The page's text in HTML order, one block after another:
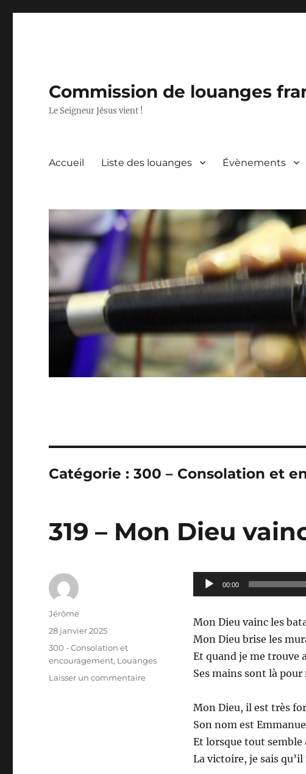
Commission de louanges
Le Seigneur Jésus vient !
Accueil Liste des louanges Évènements
Catégorie :300 – Consolation et
319 – Mon Dieu
Lecteur
audio
00:00
Mon Dieu vainc les
Mon Dieu brise les
Et quand je me trouve
Ses mains sont là
Mon Dieu, il est très
Son nom est
Et lorsque tout semble
La victoire, je sais
Auteur
Jérôme
Publié
28 janvier 2025
Catégories
300 - Consolation et
encouragement, Louanges
Laisser un commentairesur